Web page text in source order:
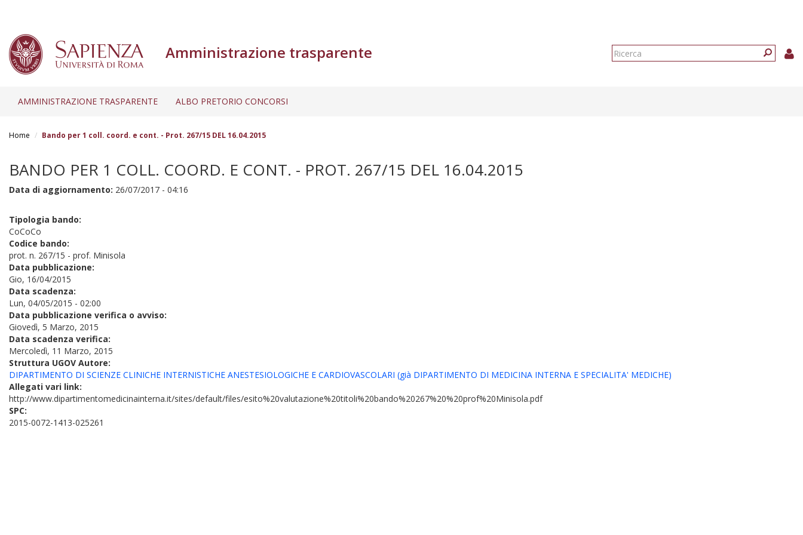
Amministrazione trasparente
Form
AMMINISTRAZIONE TRASPARENTE ALBO PRETORIO CONCORSI
Home Bando per 1 coll. coord. e cont. - Prot. 267/15 DEL 16.04.2015
BANDO PER 1 COLL. COORD. E CONT. - PROT. 267/15 DEL 16.04.2015
Data di aggiornamento: 26/07/2017 - 04:16
Tipologia bando:
CoCoCo
Codice bando:
prot. n. 267/15 - prof. Minisola
Data pubblicazione:
Gio, 16/04/2015
Data scadenza:
Lun, 04/05/2015 - 02:00
Data pubblicazione verifica o avviso:
Giovedì, 5 Marzo, 2015
Data scadenza verifica:
Mercoledì, 11 Marzo, 2015
Struttura UGOV Autore:
DIPARTIMENTO DI SCIENZE CLINICHE INTERNISTICHE ANESTESIOLOGICHE E CARDIOVASCOLARI (già DIPARTIMENTO DI MEDICINA INTERNA E SPECIALITA' MEDICHE)
Allegati vari link:
http://www.dipartimentomedicinainterna.it/sites/default/files/esito%20valutazione%20titoli%20bando%20267%20%20prof%20Minisola.pdf
SPC:
2015-0072-1413-025261